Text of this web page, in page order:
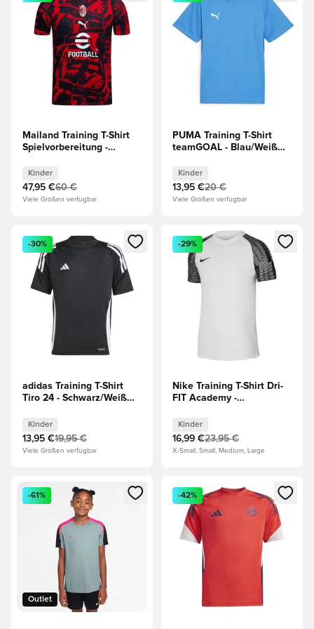
Mailand Training T-Shirt
Spielvorbereitung -
Kinder
47,95 €60 €
Viele Größen verfügbar
PUMA Training T-Shirt
teamGOAL - Blau/Weiß
Kinder
13,95 €20 €
Viele Größen verfügbar
Öffnet ein neues Fenster zum Anmelden oder Registrieren
-30%
adidas Training T-Shirt
Tiro 24 - Schwarz/Weiß
Kinder
13,95 €19,95 €
Viele Größen verfügbar
Öffnet ein neues Fenster
-29%
Nike Training T-Shirt Dri-
FIT Academy -
Kinder
16,99 €23,95 €
X-Small, Small, Medium, Large
Öffnet ein neues Fenster zum Anmelden oder Registrieren
Outlet
-61%
Öffnet ein neues Fenster
-42%